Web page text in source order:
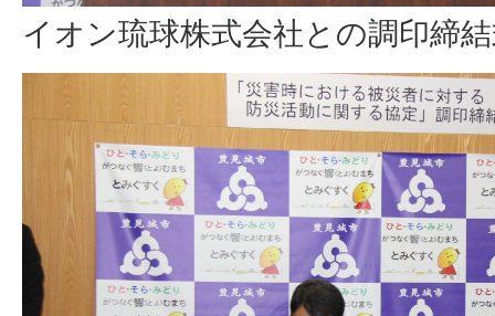
イオン琉球株式会社との調印締